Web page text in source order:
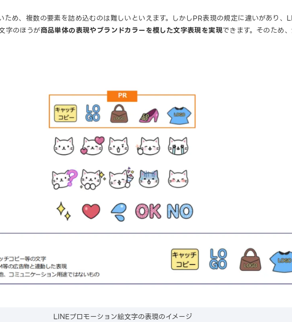
め、複数の要素を詰め込むのは難しいといえます。しかしPR表現の規定に違いがあり、
字のほうが商品単体の表現やブランドカラーを模した文字表現を実現できます。そのため、
LINEプロモーション絵文字の表現のイメージ